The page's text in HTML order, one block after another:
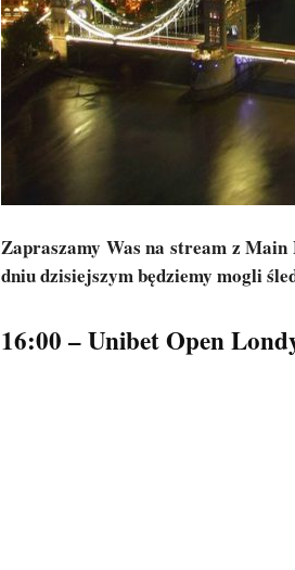
Zapraszamy Was na stream z
dniu dzisiejszym będziemy mogli
16:00 – Unibet Open